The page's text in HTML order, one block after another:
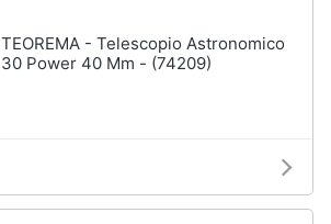
TEOREMA - Telescopio Astronomico
30 Power 40 Mm - (74209)